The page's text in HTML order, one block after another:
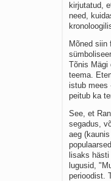
kirjutatud,
need,
Mõned siin
Tõnis Mägi
teema.
istub mees
peitub ka
See, et
segadus,
aeg
lisaks
lugusid,
perioodist.